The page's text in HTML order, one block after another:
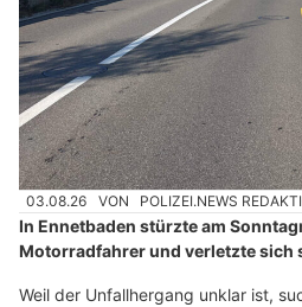
03.08.26 VON POLIZEI.NEWS
In Ennetbaden stürzte am
Motorradfahrer und verletzte sich
Weil der Unfallhergang unklar ist,